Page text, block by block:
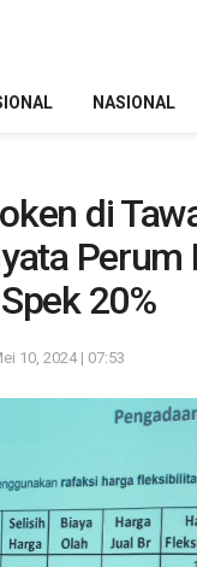
NASIONAL
di
Perum
20%
10, 2024 | 07:53